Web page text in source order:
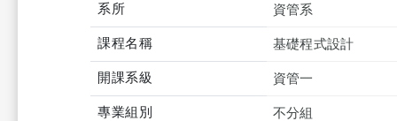
系所 資管系
課程名稱 基礎程式設計
開課系級 資管一
專業組別 不分組